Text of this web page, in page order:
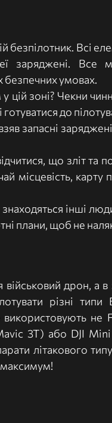
безпілотник. Всі
заряджені. Все
умовах.
цій зоні? Чекни
до
запасні
що зліт
місцевість, карту
інші
плани, щоб не
дрон, а
різні
використовують
3T) або DJI Mini
літако­вого
максимум!